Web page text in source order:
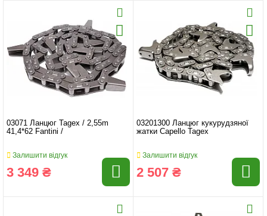
03071 Ланцюг Tagex / 2,55m
41,4*62 Fantini /
Залишити відгук
3 349 ₴
03201300 Ланцюг кукурудзяної
жатки Capello Tagex
Залишити відгук
2 507 ₴